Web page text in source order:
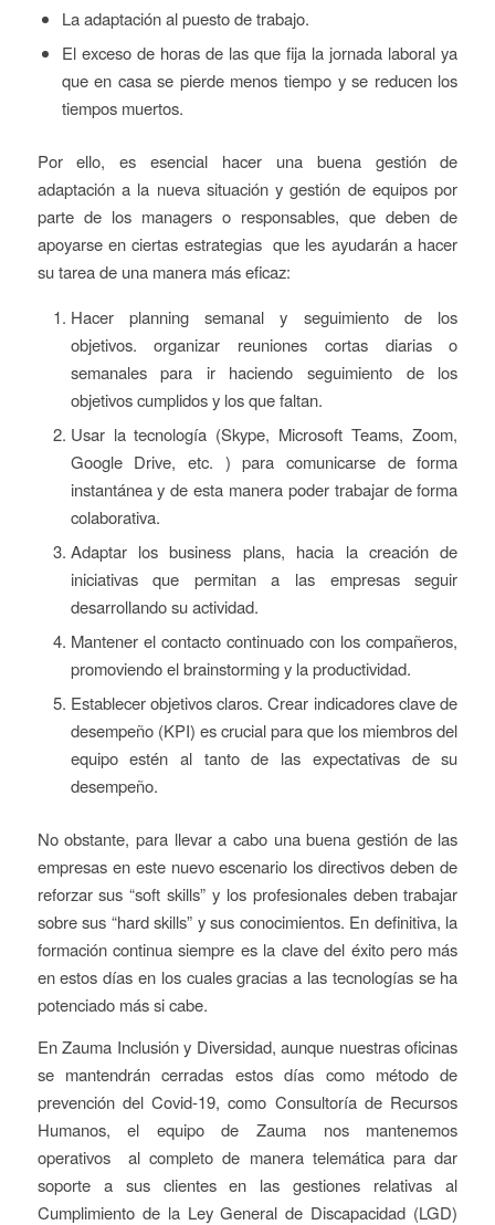
La adaptación al puesto de trabajo.
El exceso de horas de las que fija la jornada laboral ya
que en casa se pierde menos tiempo y se reducen los
tiempos muertos.
Por ello, es esencial hacer una buena gestión de
adaptación a la nueva situación y gestión de equipos por
parte de los managers o responsables, que deben de
apoyarse en ciertas estrategias que les ayudarán a hacer
su tarea de una manera más eficaz:
Hacer planning semanal y seguimiento de los
objetivos. organizar reuniones cortas diarias o
semanales para ir haciendo seguimiento de los
objetivos cumplidos y los que faltan.
Usar la tecnología (Skype, Microsoft Teams, Zoom,
Google Drive, etc. ) para comunicarse de forma
instantánea y de esta manera poder trabajar de forma
colaborativa.
Adaptar los business plans, hacia la creación de
iniciativas que permitan a las empresas seguir
desarrollando su actividad.
Mantener el contacto continuado con los compañeros,
promoviendo el brainstorming y la productividad.
Establecer objetivos claros. Crear indicadores clave de
desempeño (KPI) es crucial para que los miembros del
equipo estén al tanto de las expectativas de su
desempeño.
No obstante, para llevar a cabo una buena gestión de las
empresas en este nuevo escenario los directivos deben de
reforzar sus “soft skills” y los profesionales deben trabajar
sobre sus “hard skills” y sus conocimientos. En definitiva, la
formación continua siempre es la clave del éxito pero más
en estos días en los cuales gracias a las tecnologías se ha
potenciado más si cabe.
En Zauma Inclusión y Diversidad, aunque nuestras oficinas
se mantendrán cerradas estos días como método de
prevención del Covid-19, como Consultoría de Recursos
Humanos, el equipo de Zauma nos mantenemos
operativos al completo de manera telemática para dar
soporte a sus clientes en las gestiones relativas al
Cumplimiento de la Ley General de Discapacidad (LGD)